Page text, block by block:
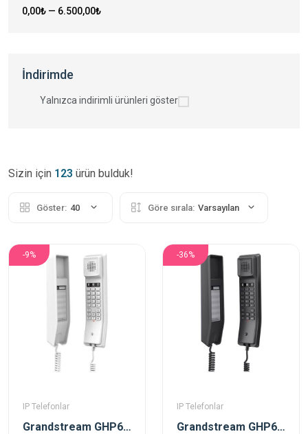
0,00₺ — 6.500,00₺
İndirimde
Yalnızca indirimli ürünleri göster
Sizin için 123 ürün bulduk!
Göster: 40 Göre sırala: Varsayılan
-9%
IP Telefonlar
Grandstream GHP610 Beyaz Poe Ip Duvar Telefonu
-36%
IP Telefonlar
Grandstream GHP611 Siyah Ip Duvar Telefonu